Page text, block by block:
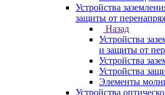
Устройства
защиты от
Назад
Устройства
и защиты от
Устройства
Устройства
Элементы
Устройства